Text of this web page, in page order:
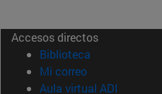
Accesos directos
Biblioteca (abre en
Mi correo(abre en nueva
Aula virtual ADI (abre